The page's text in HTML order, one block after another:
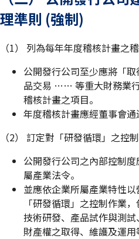
理準則 (強制)
（1） 列為每年年度稽核計畫之
公開發行公司至少應將「
品交易 …… 等重大財務業
稽核計畫之項目。
年度稽核計畫應經董事會通
（2） 訂定對「研發循環」之控
公開發行公司之內部控制
屬產業法令。
並應依企業所屬產業特性
「研發循環」之控制作業
技術研發、產品試作與測
財產權之取得、維護及運用